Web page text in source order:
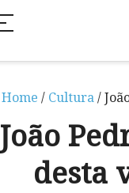
Home / Cultura/
João
desta